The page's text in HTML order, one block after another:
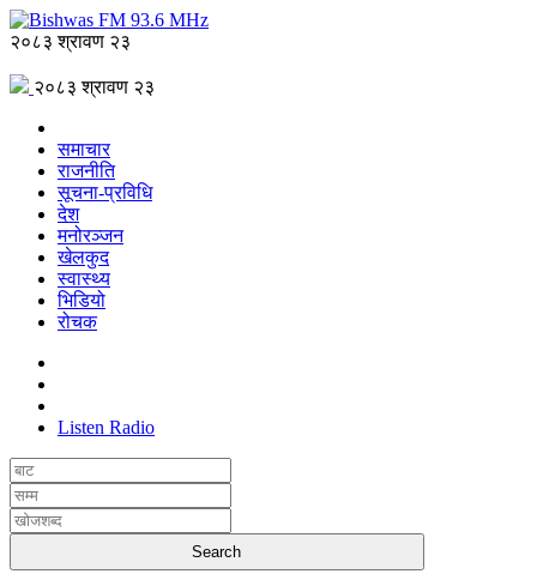
२०८३ श्रावण २३
२०८३ श्रावण २३
समाचार
राजनीति
सूचना-प्रविधि
देश
मनोरञ्जन
खेलकुद
स्वास्थ्य
भिडियो
रोचक
Listen Radio